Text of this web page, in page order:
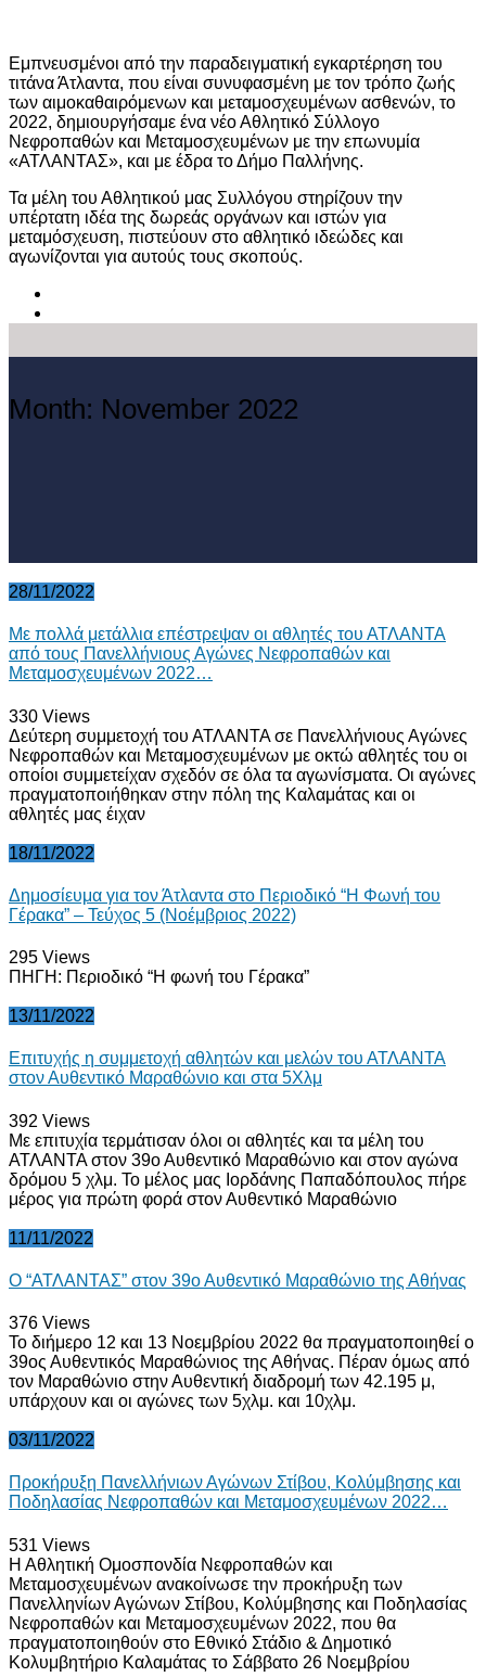
Εμπνευσμένοι από την παραδειγματική εγκαρτέρηση του
τιτάνα Άτλαντα, που είναι συνυφασμένη με τον τρόπο ζωής
των αιμοκαθαιρόμενων και μεταμοσχευμένων ασθενών, το
2022, δημιουργήσαμε ένα νέο Αθλητικό Σύλλογο
Νεφροπαθών και Μεταμοσχευμένων με την επωνυμία
«ΑΤΛΑΝΤΑΣ», και με έδρα το Δήμο Παλλήνης.
Τα μέλη του Αθλητικού μας Συλλόγου στηρίζουν την
υπέρτατη ιδέα της δωρεάς οργάνων και ιστών για
μεταμόσχευση, πιστεύουν στο αθλητικό ιδεώδες και
αγωνίζονται για αυτούς τους σκοπούς.
Month: November 2022
28/11/2022
Με πολλά μετάλλια επέστρεψαν οι αθλητές του ΑΤΛΑΝΤΑ
από τους Πανελλήνιους Αγώνες Νεφροπαθών και
Μεταμοσχευμένων 2022…
330 Views
Δεύτερη συμμετοχή του ΑΤΛΑΝΤΑ σε Πανελλήνιους Αγώνες
Νεφροπαθών και Μεταμοσχευμένων με οκτώ αθλητές του οι
οποίοι συμμετείχαν σχεδόν σε όλα τα αγωνίσματα. Οι αγώνες
πραγματοποιήθηκαν στην πόλη της Καλαμάτας και οι
αθλητές μας έιχαν
18/11/2022
Δημοσίευμα για τον Άτλαντα στο Περιοδικό “Η Φωνή του
Γέρακα” – Τεύχος 5 (Νοέμβριος 2022)
295 Views
ΠΗΓΗ: Περιοδικό “Η φωνή του Γέρακα”
13/11/2022
Επιτυχής η συμμετοχή αθλητών και μελών του ΑΤΛΑΝΤΑ
στον Αυθεντικό Μαραθώνιο και στα 5Χλμ
392 Views
Με επιτυχία τερμάτισαν όλοι οι αθλητές και τα μέλη του
ΑΤΛΑΝΤΑ στον 39ο Αυθεντικό Μαραθώνιο και στον αγώνα
δρόμου 5 χλμ. Το μέλος μας Ιορδάνης Παπαδόπουλος πήρε
μέρος για πρώτη φορά στον Αυθεντικό Μαραθώνιο
11/11/2022
Ο “ΑΤΛΑΝΤΑΣ” στον 39ο Αυθεντικό Μαραθώνιο της Αθήνας
376 Views
Το διήμερο 12 και 13 Νοεμβρίου 2022 θα πραγματοποιηθεί ο
39ος Αυθεντικός Μαραθώνιος της Αθήνας. Πέραν όμως από
τον Μαραθώνιο στην Αυθεντική διαδρομή των 42.195 μ,
υπάρχουν και οι αγώνες των 5χλμ. και 10χλμ.
03/11/2022
Προκήρυξη Πανελλήνιων Αγώνων Στίβου, Κολύμβησης και
Ποδηλασίας Νεφροπαθών και Μεταμοσχευμένων 2022…
531 Views
Η Αθλητική Ομοσπονδία Νεφροπαθών και
Μεταμοσχευμένων ανακοίνωσε την προκήρυξη των
Πανελληνίων Αγώνων Στίβου, Κολύμβησης και Ποδηλασίας
Νεφροπαθών και Μεταμοσχευμένων 2022, που θα
πραγματοποιηθούν στο Εθνικό Στάδιο & Δημοτικό
Κολυμβητήριο Καλαμάτας το Σάββατο 26 Νοεμβρίου